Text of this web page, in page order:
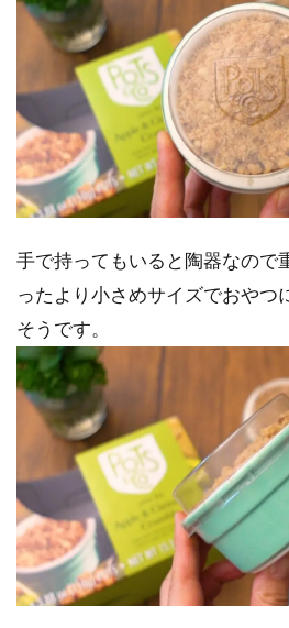
手で持ってもいると陶器なので
ったより小さめサイズでおやつ
そうです。